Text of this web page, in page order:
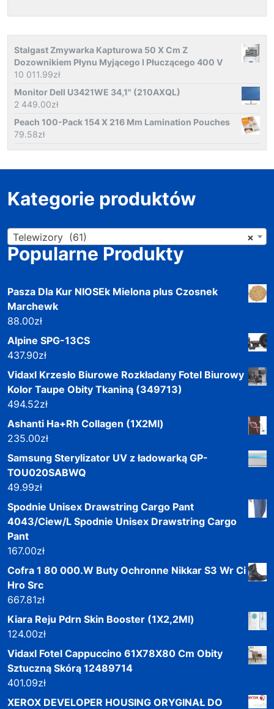
Stalgast Zmywarka Kapturowa 50 X Cm Z
Dozownikiem Płynu Myjącego I Płuczącego 400 V
10 011.99zł
Monitor Dell U3421WE 34,1" (210AXQL)
2 449.00zł
Peach 100-Pack 154 X 216 Mm Lamination Pouches
79.58zł
Kategorie produktów
×
Telewizory (61)
Popularne Produkty
Pasza Dla Kur NIOSEk Mielona plus Czosnek
Marchewk
88.00zł
Alpine SPG-13CS
437.90zł
Vidaxl Krzesło Biurowe Rozkładany Fotel Biurowy
Kolor Taupe Obity Tkaniną (349713)
494.52zł
Ashanti Ha+Rh Collagen (1X2Ml)
235.00zł
Samsung Sterylizator UV z ładowarką GP-
TOU020SABWQ
49.99zł
Spodnie Unisex Drawstring Cargo Pant
4043/Ciew/L Spodnie Unisex Drawstring Cargo
Pant
167.00zł
Cofra 1 80 000.W Buty Ochronne Nikkar S3 Wr Ci
Hro Src
667.81zł
Kiara Reju Pdrn Skin Booster (1X2,2Ml)
124.00zł
Vidaxl Fotel Cappuccino 61X78X80 Cm Obity
Sztuczną Skórą 12489714
401.09zł
XEROX DEVELOPER HOUSING ORYGINAŁ DO